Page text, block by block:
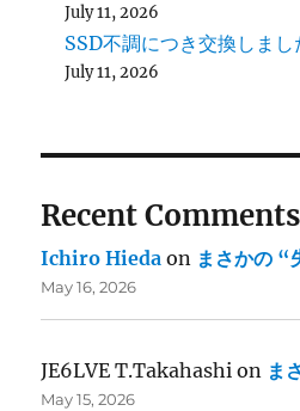
July 11, 2026
SSD不調につき交換しまし
July 11, 2026
Recent Comments
Ichiro Hieda on まさかの “
May 16, 2026
JE6LVE T.Takahashi on ま
May 15, 2026